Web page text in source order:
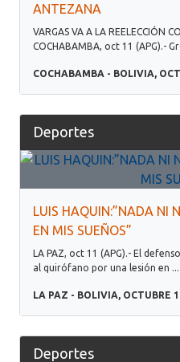
ANTEZANA
VARGAS VA A LA REELECCIÓN
COCHABAMBA, oct 11 (APG).-
COCHABAMBA - BOLIVIA,
Deportes
LUIS HAQUIN:”NADA NI
EN MIS SUEÑOS”
LA PAZ, oct 11 (APG).- El
al quirófano por una lesión en ...
LA PAZ - BOLIVIA, OCTUBRE
Deportes